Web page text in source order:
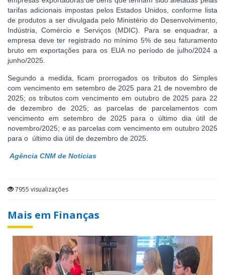
tarifas adicionais impostas pelos Estados Unidos, conforme lista
de produtos a ser divulgada pelo Ministério do Desenvolvimento,
Indústria, Comércio e Serviços (MDIC). Para se enquadrar, a
empresa deve ter registrado no mínimo 5% de seu faturamento
bruto em exportações para os EUA no período de julho/2024 a
junho/2025.
Segundo a medida, ficam prorrogados os tributos do Simples
com vencimento em setembro de 2025 para 21 de novembro de
2025; os tributos com vencimento em outubro de 2025 para 22
de dezembro de 2025; as parcelas de parcelamentos com
vencimento em setembro de 2025 para o último dia útil de
novembro/2025; e as parcelas com vencimento em outubro 2025
para o último dia útil de dezembro de 2025.
Agência CNM de Notícias
7955 visualizações
Mais em Finanças